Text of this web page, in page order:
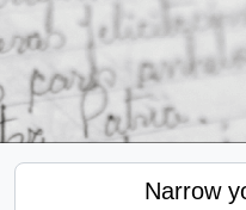
Narrow